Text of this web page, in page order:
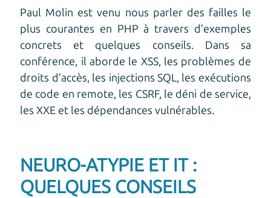
Paul Molin est venu nous parler des failles le
plus courantes en PHP à travers d’exemples
concrets et quelques conseils. Dans sa
conférence, il aborde le XSS, les problèmes de
droits d’accès, les injections SQL, les exécutions
de code en remote, les CSRF, le déni de service,
les XXE et les dépendances vulnérables.
NEURO-ATYPIE ET IT :
QUELQUES CONSEILS